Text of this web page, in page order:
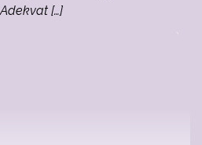
[…]